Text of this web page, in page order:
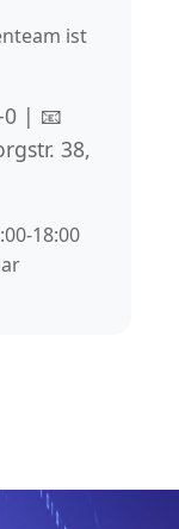
ist
0 | 📧
38,
18:00